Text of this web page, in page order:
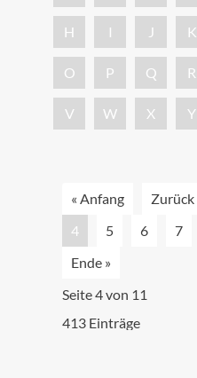
H I J K
O P Q R
V W X Y
« Anfang Zurück
4
5 6 7
Ende »
Seite 4 von 11
413 Einträge